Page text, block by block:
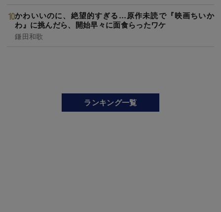
かわいいのに、絶望的すぎる…原作未読で『映画ちいか
わ』に挑んだら、開始早々に面食らったワケ
鎌田和歌
ランキング一覧